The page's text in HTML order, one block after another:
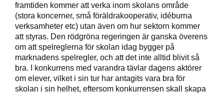
framtiden kommer att verka inom skolans område
(stora koncerner, små föräldrakooperativ, idéburna
verksamheter etc) utan även om hur sektorn kommer
att styras. Den rödgröna regeringen är ganska överens
om att spelreglerna för skolan idag bygger på
marknadens spelregler, och att det inte alltid blivit så
bra. I konkurrens med varandra tävlar dagens aktörer
om elever, vilket i sin tur har antagits vara bra för
skolan i sin helhet, eftersom konkurrensen skall skapa